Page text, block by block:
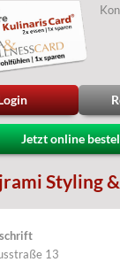
Jetzt online
Styling
13